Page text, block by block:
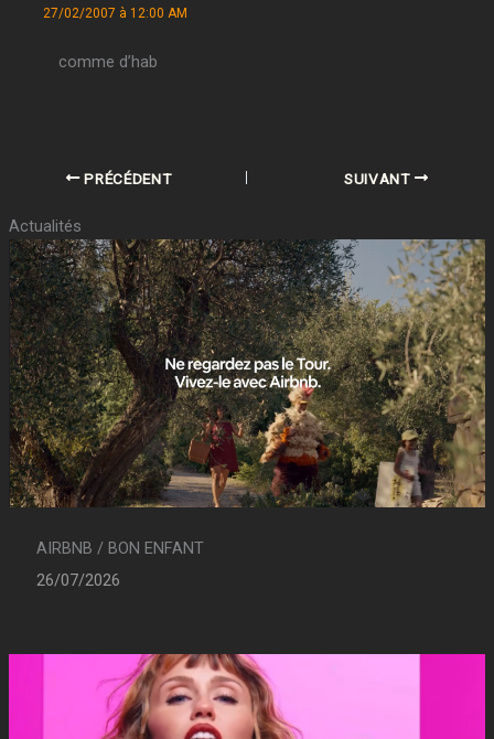
27/02/2007 à 12:00 AM
comme d’hab
PRÉCÉDENT SUIVANT
Actualités
AIRBNB / BON ENFANT
26/07/2026